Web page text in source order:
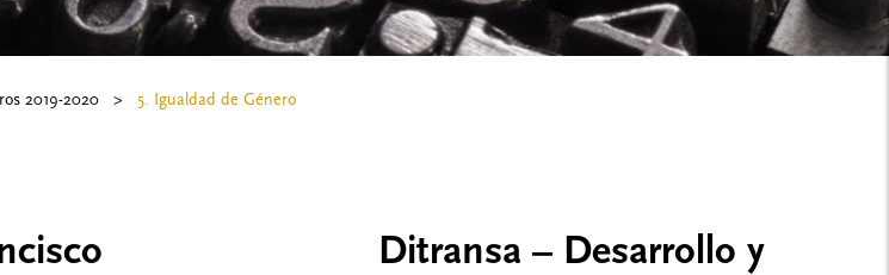
2019-2020 > 5. Igualdad de Género
Ditransa – Desarrollo y